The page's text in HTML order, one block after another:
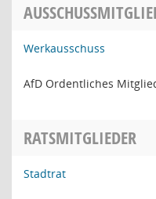
Werkausschuss
AfD Ordentliches
RATSMITGLIEDER
Stadtrat